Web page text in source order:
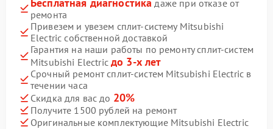
даже при отказе от
ремонта
Привезем и увезем сплит-систему Mitsubishi
Electric собственной доставкой
Гарантия на наши работы по ремонту сплит-систем
Mitsubishi Electric до 3-х лет
Срочный ремонт сплит-систем Mitsubishi Electric в
течении часа
Скидка для вас до 20%
Получите 1500 рублей на ремонт
Оригинальные комплектующие Mitsubishi Electric